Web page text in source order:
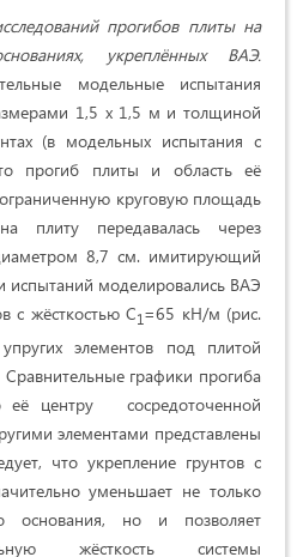
прогибов плиты на
укреплённых ВАЭ.
модельные испытания
1,5 х 1,5 м и толщиной
(в модельных испытания с
прогиб плиты и область её
круговую площадь
плиту передавалась через
8,7 см. имитирующий
испытаний моделировались ВАЭ
с жёсткостью С1=65 кН/м (рис.
элементов под плитой
графики прогиба
её центру сосредоточенной
элементами представлены
что укрепление грунтов с
уменьшает не только
основания, но и позволяет
жёсткость системы